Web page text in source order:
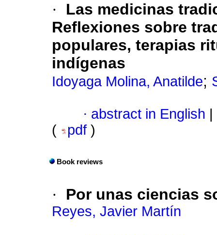
·
Las medicinas
Reflexiones sobre
populares, terapias
indígenas
Idoyaga Molina, Anatilde;
· abstract in English
(
pdf )
Book reviews
· Por unas ciencias
Reyes, Javier Martín